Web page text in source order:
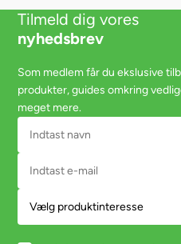
Tilmeld dig vores
nyhedsbrev
Som medlem får du ekslusive
produkter, guides omkring
meget mere.